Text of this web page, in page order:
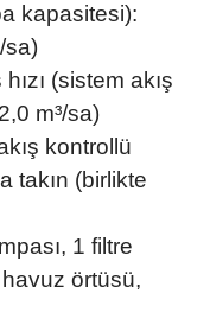
kapasitesi):
sa)
(sistem akış
m³/sa)
kontrollü
takın (birlikte
1 filtre
örtüsü,